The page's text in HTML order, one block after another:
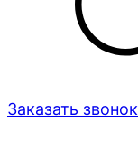
Заказать звонок